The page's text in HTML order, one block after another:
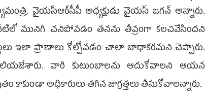
వైయ‌స్ఆర్‌సీపీ అధ్యక్షుడు వైయస్‌ జగన్‌ అన్నారు.
మునిగి చనిపోవడం తనను తీవ్రంగా కలచివేసిందని
ఇలా ప్రాణాలు కోల్పోవడం చాలా బాధాకరమని చెప్పారు.
వారి కుటుంబాలను ఆదుకోవాలని ఆయన
కాకుండా అధికారులు తగిన జాగ్రత్తలు తీసుకోవాలన్నారు.